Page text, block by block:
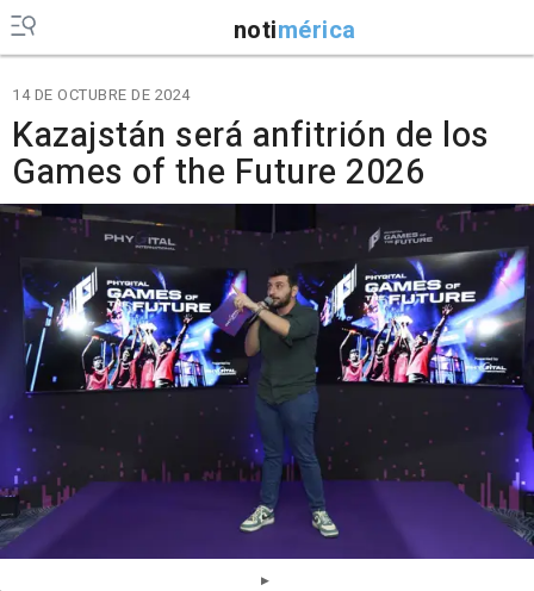
notimérica
14 DE OCTUBRE DE 2024
Kazajstán será anfitrión de los
Games of the Future 2026